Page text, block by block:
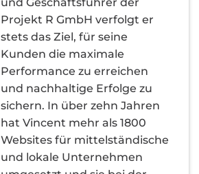
Projekt R GmbH verfolgt er
stets das Ziel, für seine
Kunden die maximale
Performance zu erreichen
und nachhaltige Erfolge zu
sichern. In über zehn Jahren
hat Vincent mehr als 1800
Websites für mittelständische
und lokale Unternehmen